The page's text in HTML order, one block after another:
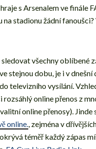
s Arsenalem ve finále
stadionu žádní
všechny oblíbené
stejnou dobu, je i v
televizního vysílání.
online přenos z
online přenosy). Jinde
online., zejména v
téměř každý zápas